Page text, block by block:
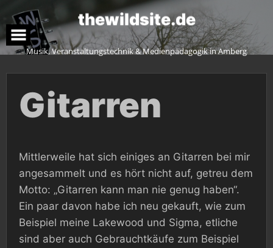
content
thewildsite.de
Musik, Veranstaltungstechnik & Medienpädagogik in Amberg
Gitarren
Mittlerweile hat sich einiges an Gitarren bei mir
angesammelt und es hört nicht auf, getreu dem
Motto: „Gitarren kann man nie genug haben“.
Ein paar davon habe ich neu gekauft, wie zum
Beispiel meine Lakewood und Sigma, etliche
sind aber auch Gebrauchtkäufe zum Beispiel